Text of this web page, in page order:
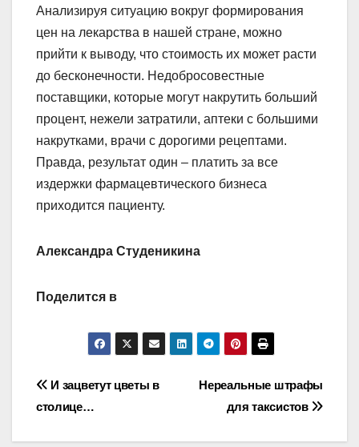
Анализируя ситуацию вокруг формирования
цен на лекарства в нашей стране, можно
прийти к выводу, что стоимость их может расти
до бесконечности. Недобросовестные
поставщики, которые могут накрутить больший
процент, нежели затратили, аптеки с большими
накрутками, врачи с дорогими рецептами.
Правда, результат один – платить за все
издержки фармацевтического бизнеса
приходится пациенту.
Александра Студеникина
Поделится в
Навигация
Нереальные штрафы
для таксистов
И зацветут цветы в
столице…